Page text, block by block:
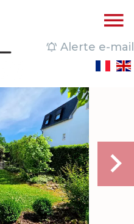
Alerte e-mail